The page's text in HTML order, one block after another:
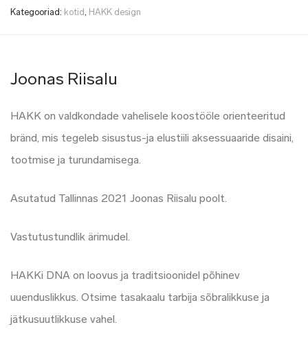
Kategooriad: kotid, HAKK design
Joonas Riisalu
HAKK on valdkondade vahelisele koostööle orienteeritud
bränd, mis tegeleb sisustus-ja elustiili aksessuaaride disaini,
tootmise ja turundamisega.
Asutatud Tallinnas 2021 Joonas Riisalu poolt.
Vastutustundlik ärimudel.
HAKKi DNA on loovus ja traditsioonidel põhinev
uuenduslikkus. Otsime tasakaalu tarbija sõbralikkuse ja
jätkusuutlikkuse vahel.